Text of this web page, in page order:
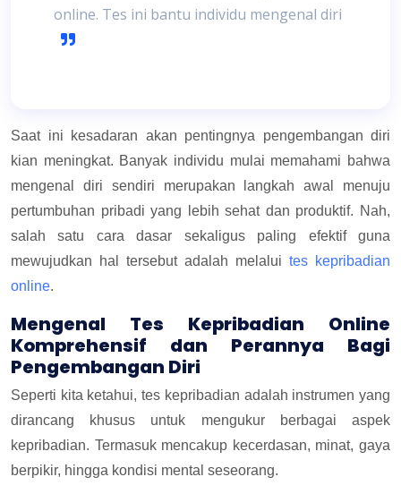
online. Tes ini bantu individu mengenal diri
Saat ini kesadaran akan pentingnya pengembangan diri
kian meningkat. Banyak individu mulai memahami bahwa
mengenal diri sendiri merupakan langkah awal menuju
pertumbuhan pribadi yang lebih sehat dan produktif. Nah,
salah satu cara dasar sekaligus paling efektif guna
mewujudkan hal tersebut adalah melalui tes kepribadian
online.
Mengenal Tes Kepribadian Online
Komprehensif dan Perannya Bagi
Pengembangan Diri
Seperti kita ketahui, tes kepribadian adalah instrumen yang
dirancang khusus untuk mengukur berbagai aspek
kepribadian. Termasuk mencakup kecerdasan, minat, gaya
berpikir, hingga kondisi mental seseorang.